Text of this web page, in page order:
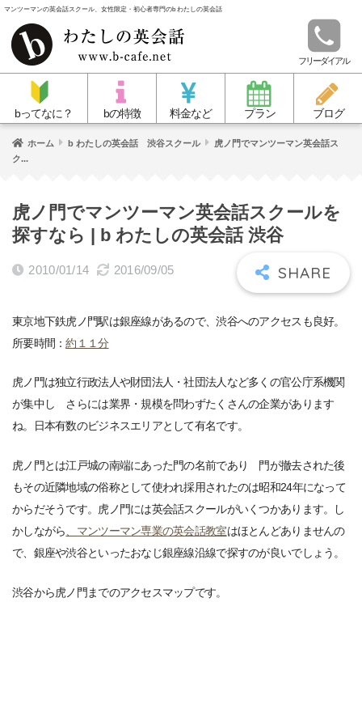
マンツーマンの英会話スクール、女性限定・初心者専門のb わたしの英会話
フリーダイアル
bってなに？ bの特徴 料金など プラン ブログ
ホーム b わたしの英会話 渋谷スクール
虎ノ門でマンツーマン英会話ス
ク...
虎ノ門でマンツーマン英会話スクールを
探すなら | b わたしの英会話 渋谷
2010/01/14 2016/09/05
東京地下鉄虎ノ門駅は銀座線があるので、渋谷へのアクセスも良好。
所要時間：約１１分
虎ノ門は独立行政法人や財団法人・社団法人など多くの官公庁系機関
が集中し さらには業界・規模を問わずたくさんの企業があります
ね。日本有数のビジネスエリアとして有名です。
虎ノ門とは江戸城の南端にあった門の名前であり 門が撤去された後
もその近隣地域の俗称として使われ採用されたのは昭和24年になって
からだそうです。虎ノ門には英会話スクールがいくつかあります。し
かしながら 、マンツーマン専業の英会話教室はほとんどありませんの
で、銀座や渋谷といったおなじ銀座線沿線で探すのが良いでしょう。
渋谷から虎ノ門までのアクセスマップです。